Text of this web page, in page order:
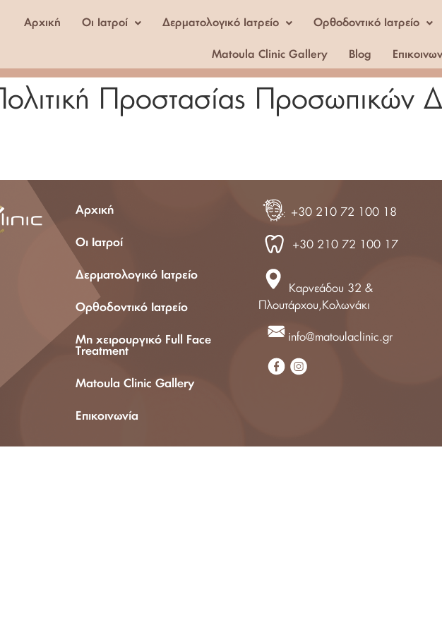
Αρχική Οι Ιατροί Δερματολογικό Ιατρείο Ορθοδοντικό Ιατρείο
Matoula Clinic Gallery Blog
Πολιτική Προστασίας Προσωπικών
Αρχική
Οι Ιατροί
Δερματολογικό Ιατρείο
Ορθοδοντικό Ιατρείο
Μη χειρουργικό Full Face
Treatment
Matoula Clinic Gallery
Επικοινωνία
+30 210 72 100 18
+30 210 72 100 17
Καρνεάδου 32 &
Πλουτάρχου,Κολωνάκι
info@matoulaclinic.gr